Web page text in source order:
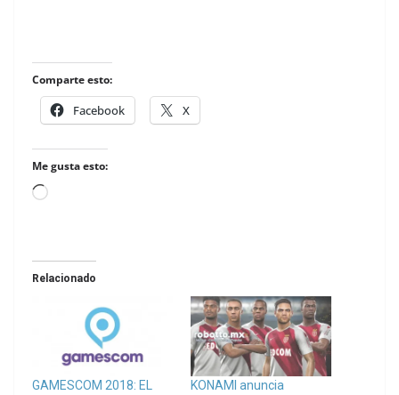
Comparte esto:
Facebook X
Me gusta esto:
Loading…
Relacionado
GAMESCOM 2018: EL
KONAMI anuncia